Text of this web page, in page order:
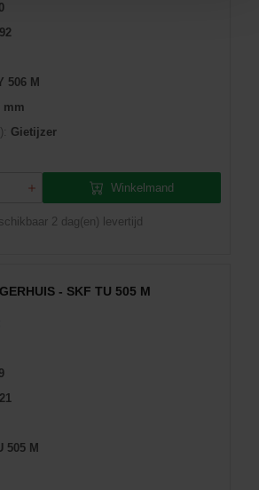
506 M
mm
Gietijzer
Winkelmand
2 dag(en) levertijd
- SKF TU 505 M
505 M